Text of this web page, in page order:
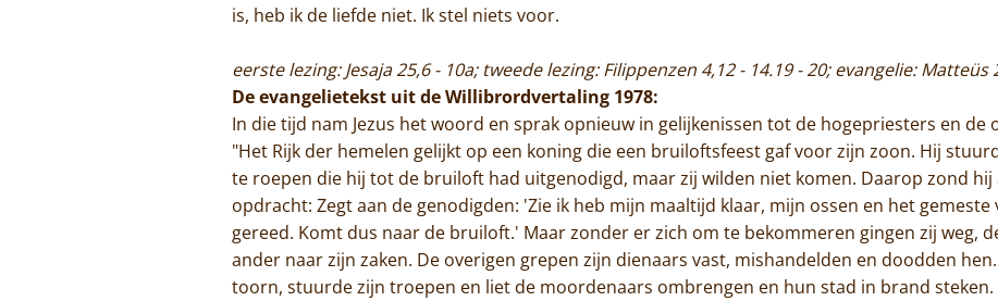
is, heb ik de liefde niet. Ik stel niets voor.
eerste lezing: Jesaja 25,6 - 10a; tweede lezing: Filippenzen 4,12 - 14.19 - 20; evangelie: Matteüs
De evangelietekst uit de Willibrordvertaling 1978:
In die tijd nam Jezus het woord en sprak opnieuw in gelijkenissen tot de hogepriesters en de
"Het Rijk der hemelen gelijkt op een koning die een bruiloftsfeest gaf voor zijn zoon. Hij
te roepen die hij tot de bruiloft had uitgenodigd, maar zij wilden niet komen. Daarop zond
opdracht: Zegt aan de genodigden: 'Zie ik heb mijn maaltijd klaar, mijn ossen en het gemeste
gereed. Komt dus naar de bruiloft.' Maar zonder er zich om te bekommeren gingen zij weg,
ander naar zijn zaken. De overigen grepen zijn dienaars vast, mishandelden en doodden
toorn, stuurde zijn troepen en liet de moordenaars ombrengen en hun stad in brand